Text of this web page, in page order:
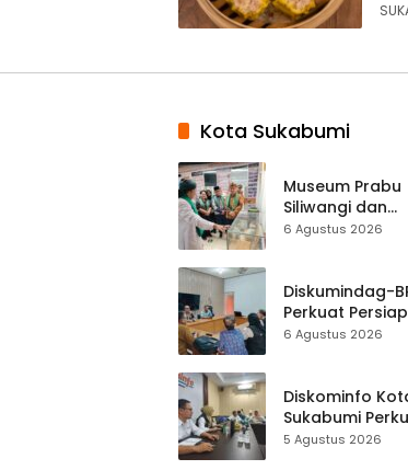
Kota Sukabumi
Museum Prabu
Siliwangi dan
Museum Keramik
Hampir 500
Dipisahkan
6 Agustus 2026
Diskumindag-
Perkuat
Sensus Ekonomi,
Terbuka Beri
6 Agustus 2026
Diskominfo
Sukabumi
Satu Data
5 Agustus 2026